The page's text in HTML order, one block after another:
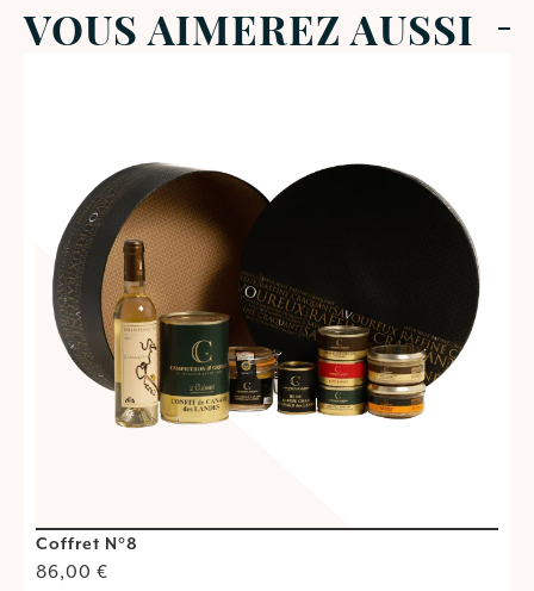
VOUS AIMEREZ AUSSI
Coffret N°8
86,00 €